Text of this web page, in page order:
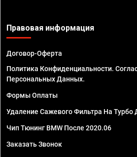
Правовая информация
Договор-Оферта
Политика Конфиденциальности.
Персональных Данных.
Формы Оплаты
Удаление Сажевого Фильтра На Турбо
Чип Тюнинг BMW После 2020.06
Заказать Звонок